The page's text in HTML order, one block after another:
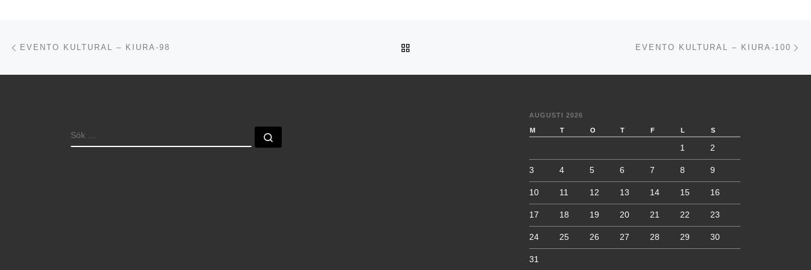
Inläggsnavigering
EVENTO KULTURAL – KIURA-98 EVENTO KULTURAL – KIURA-100
SÖK
AUGUSTI 2026
M T O T F L S
1 2
3 4 5 6 7 8 9
10 11 12 13 14 15 16
17 18 19 20 21 22 23
24 25 26 27 28 29 30
31